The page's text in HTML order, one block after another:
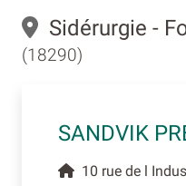
Sidérurgie -
(18290)
SANDVIK
10 rue de l